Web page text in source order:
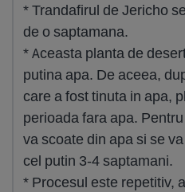
* Trandafirul de Jericho
de o saptamana.
* Aceasta planta de
putina apa. De aceea,
care a fost tinuta in apa,
perioada fara apa.
va scoate din apa si se
cel putin 3-4 saptamani.
* Procesul este repetitiv,